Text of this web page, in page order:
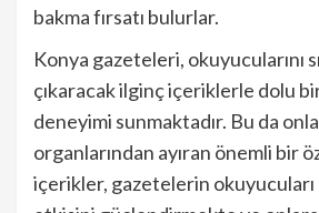
bakma fırsatı bulurlar.
Konya gazeteleri, okuyucularını
çıkaracak ilginç içeriklerle dolu
deneyimi sunmaktadır. Bu da
organlarından ayıran önemli bir
içerikler, gazetelerin